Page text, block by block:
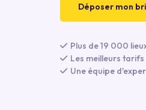
Déposer mon
Plus de 19 000
Les meilleurs
Une équipe